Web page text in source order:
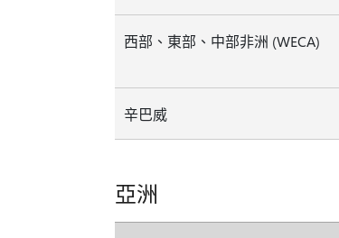
西部、東部、中部非洲 (WECA)
辛巴威
亞洲